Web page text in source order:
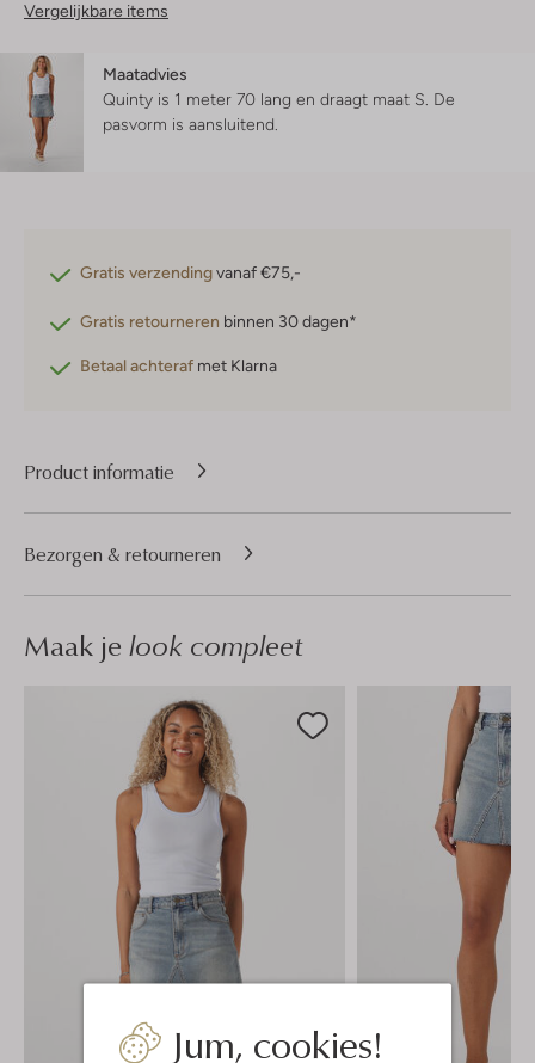
Jum, cookies!
Vergelijkbare items
Maatadvies
Quinty is 1 meter 70 lang en draagt maat S. De
pasvorm is aansluitend
Gratis verzendingvanaf €75,-
Gratis retourneren binnen 30 dagen*
Betaal achteraf met Klarna
Product informatie
Bezorgen & retourneren
Maak je look compleet